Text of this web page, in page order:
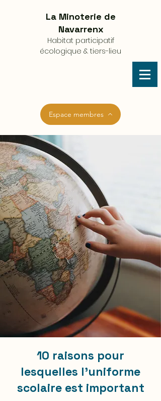
La Minoterie de
Navarrenx
Habitat participatif
écologique & tiers-lieu
Espace membres
10 raisons pour
lesquelles l'uniforme
scolaire est important